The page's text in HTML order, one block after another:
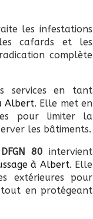
les infestations
les cafards et les
complète
services en tant
Albert. Elle met en
pour limiter la
les bâtiments.
DFGN 80 intervient
à Albert. Elle
extérieures pour
tout en protégeant